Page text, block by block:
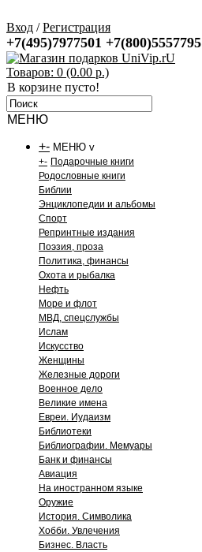
Вход /Регистрация
+7(495)7977501 +7(800)5557795
Товаров: 0 (0.00 р.)
В корзине пусто!
МЕНЮ
+- МЕНЮ v
+- Подарочные книги
Родословные книги
Библии
Энциклопедии и альбомы
Спорт
Репринтные издания
Поэзия, проза
Политика, финансы
Охота и рыбалка
Нефть
Море и флот
МВД, спецслужбы
Ислам
Искусство
Женщины
Железные дороги
Военное дело
Великие имена
Евреи. Иудаизм
Библиотеки
Библиографии. Мемуары
Банк и финансы
Авиация
На иностранном языке
Оружие
История. Символика
Хобби. Увлечения
Бизнес. Власть